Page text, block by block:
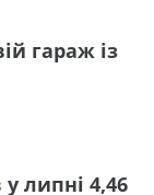
гараж із
липні 4,46